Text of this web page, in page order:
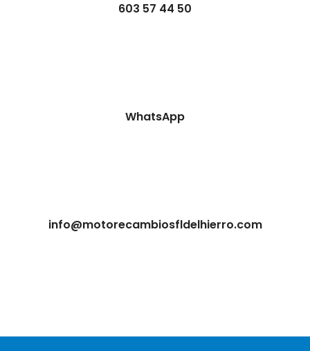
603 57 44 50
WhatsApp
info@motorecambiosfldelhierro.com